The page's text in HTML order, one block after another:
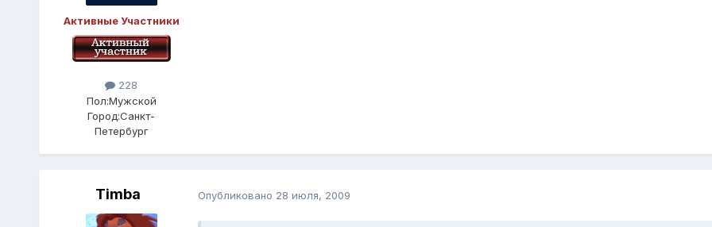
Активные Участники
228
Пол:Мужской
Город:Санкт-
Петербург
Timba Опубликовано 28 июля, 2009